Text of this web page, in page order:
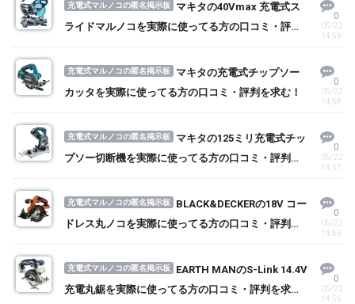
充電式マルノコの匿名掲示板
マキタの40Vmax 充電式ス
ライドマルノコを実際に使ってる方の口コミ・評判
0
05/22
14:59
充電式マルノコの匿名掲示板
マキタの充電式チップソー
カッタを実際に使ってる方の口コミ・評判を求む！
0
05/22
14:58
充電式マルノコの匿名掲示板
マキタの125ミリ充電式チッ
プソー切断機を実際に使ってる方の口コミ・評判を
0
05/22
14:57
充電式マルノコの匿名掲示板
BLACK&DECKERの18V コー
ドレス丸ノコを実際に使ってる方の口コミ・評判を
0
05/22
14:56
充電式マルノコの匿名掲示板
EARTH MANのS-Link 14.4V
充電丸鋸を実際に使ってる方の口コミ・評判を求
0
05/22
14:56